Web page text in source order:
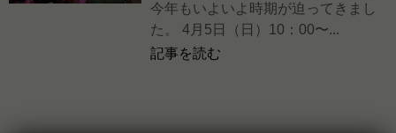
今年もいよいよ時期が迫ってきまし
た。 4月5日（日）10：00〜...
記事を読む